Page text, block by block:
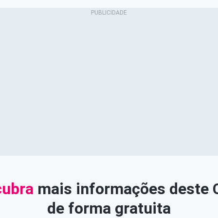
mais informações deste
de forma gratuita